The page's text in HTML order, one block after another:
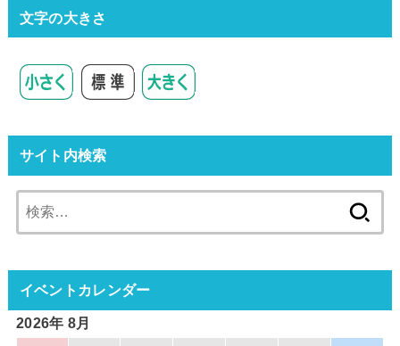
文字の大きさ
サイト内検索
索:
イベントカレンダー
2026年 8月